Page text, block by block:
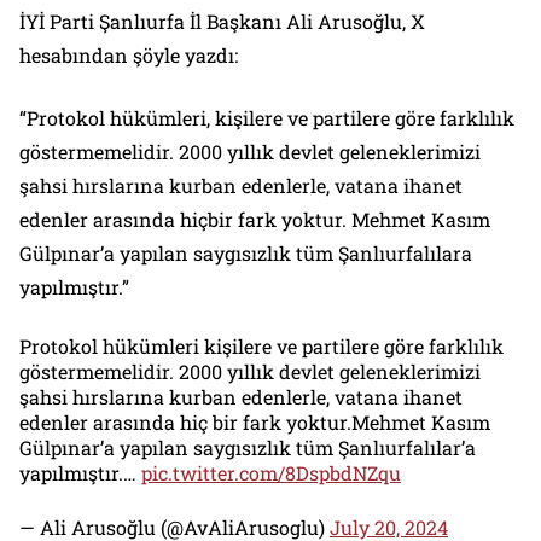
İYİ Parti Şanlıurfa İl Başkanı Ali Arusoğlu, X
hesabından şöyle yazdı:
“Protokol hükümleri, kişilere ve partilere göre farklılık
göstermemelidir. 2000 yıllık devlet geleneklerimizi
şahsi hırslarına kurban edenlerle, vatana ihanet
edenler arasında hiçbir fark yoktur. Mehmet Kasım
Gülpınar’a yapılan saygısızlık tüm Şanlıurfalılara
yapılmıştır.”
Protokol hükümleri kişilere ve partilere göre farklılık
göstermemelidir. 2000 yıllık devlet geleneklerimizi
şahsi hırslarına kurban edenlerle, vatana ihanet
edenler arasında hiç bir fark yoktur.Mehmet Kasım
Gülpınar’a yapılan saygısızlık tüm Şanlıurfalılar’a
yapılmıştır.… pic.twitter.com/8DspbdNZqu
— Ali Arusoğlu (@AvAliArusoglu)July 20, 2024